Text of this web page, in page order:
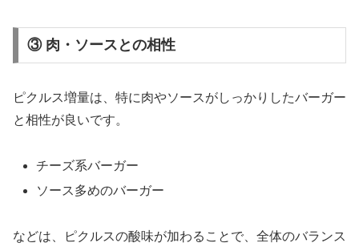
③ 肉・ソースとの相性
ピクルス増量は、特に肉やソースがしっかりしたバーガー
と相性が良いです。
チーズ系バーガー
ソース多めのバーガー
などは、ピクルスの酸味が加わることで、全体のバランス